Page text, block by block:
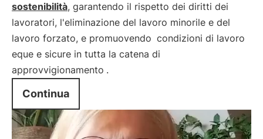
sostenibilità, garantendo il rispetto dei diritti dei
lavoratori, l'eliminazione del lavoro minorile e del
lavoro forzato, e promuovendo condizioni di lavoro
eque e sicure in tutta la catena di
approvvigionamento .
Continua